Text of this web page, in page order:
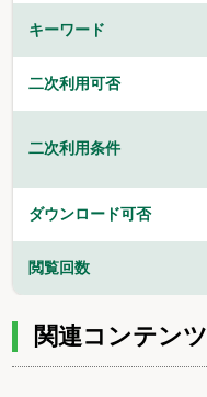
キーワード
二次利用可否
二次利用条件
ダウンロード可否
閲覧回数
関連コンテンツ